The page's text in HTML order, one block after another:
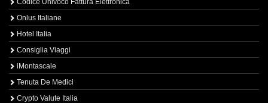
Codice Univoco Fattura Elettronica
Onlus Italiane
Hotel Italia
Consiglia Viaggi
iMontascale
Tenuta De Medici
Crypto Valute Italia